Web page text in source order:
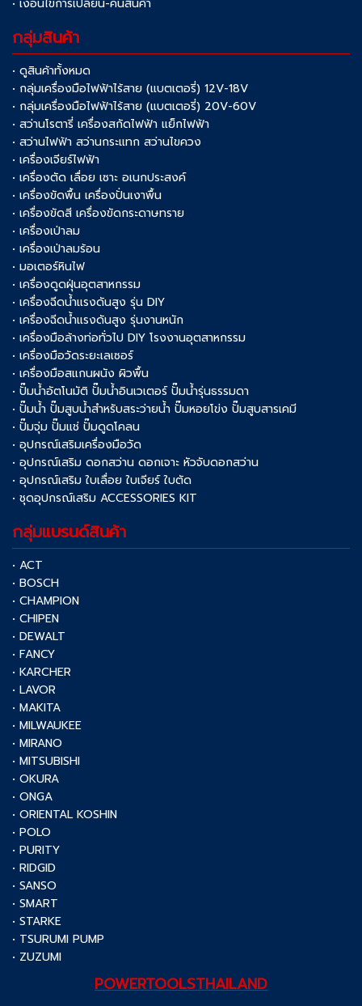
• เงื่อนไขการเปลี่ยน-คืนสินค้า
กลุ่มสินค้า
• ดูสินค้าทั้งหมด
• กลุ่มเครื่องมือไฟฟ้าไร้สาย (แบตเตอรี่) 12V-18V
• กลุ่มเครื่องมือไฟฟ้าไร้สาย (แบตเตอรี่) 20V-60V
• สว่านโรตารี่ เครื่องสกัดไฟฟ้า แย็กไฟฟ้า
• สว่านไฟฟ้า สว่านกระแทก สว่านไขควง
• เครื่องเจียร์ไฟฟ้า
• เครื่องตัด เลื่อย เซาะ อเนกประสงค์
• เครื่องขัดพื้น เครื่องปั่นเงาพื้น
• เครื่องขัดสี เครื่องขัดกระดาษทราย
• เครื่องเป่าลม
• เครื่องเป่าลมร้อน
• มอเตอร์หินไฟ
• เครื่องดูดฝุ่นอุตสาหกรรม
• เครื่องฉีดน้ำแรงดันสูง รุ่น DIY
• เครื่องฉีดน้ำแรงดันสูง รุ่นงานหนัก
• เครื่องมือล้างท่อทั่วไป DIY โรงงานอุตสาหกรรม
• เครื่องมือวัดระยะเลเซอร์
• เครื่องมือสแกนผนัง ผิวพื้น
• ปั๊มน้ำอัตโนมัติ ปั๊มน้ำอินเวเตอร์ ปั๊มน้ำรุ่นธรรมดา
• ปั๊มน้ำ ปั๊มสูบน้ำสำหรับสระว่ายน้ำ ปั๊มหอยโข่ง ปั๊มสูบสารเคมี
• ปั๊มจุ่ม ปั๊มแช่ ปั๊มดูดโคลน
• อุปกรณ์เสริมเครื่องมือวัด
• อุปกรณ์เสริม ดอกสว่าน ดอกเจาะ หัวจับดอกสว่าน
• อุปกรณ์เสริม ใบเลื่อย ใบเจียร์ ใบตัด
• ชุดอุปกรณ์เสริม ACCESSORIES KIT
กลุ่มแบรนด์สินค้า
• ACT
• BOSCH
• CHAMPION
• CHIPEN
• DEWALT
• FANCY
• KARCHER
• LAVOR
• MAKITA
• MILWAUKEE
• MIRANO
• MITSUBISHI
• OKURA
• ONGA
• ORIENTAL KOSHIN
• POLO
• PURITY
• RIDGID
• SANSO
• SMART
• STARKE
• TSURUMI PUMP
• ZUZUMI
POWERTOOLSTHAILAND